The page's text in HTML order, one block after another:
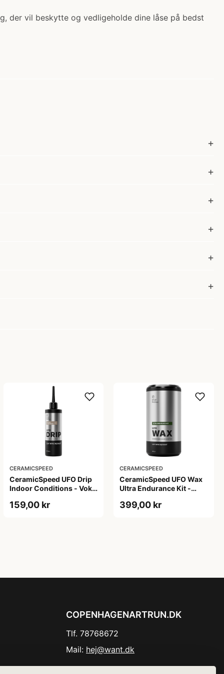
der vil beskytte og vedligeholde dine låse på bedst
CERAMICSPEED
CeramicSpeed UFO Drip
Indoor Conditions - Voks
159,00 kr
CERAMICSPEED
CeramicSpeed UFO Wax
Ultra Endurance Kit -
399,00 kr
COPENHAGENARTRUN.DK
Tlf. 78768672
Mail: hej@want.dk